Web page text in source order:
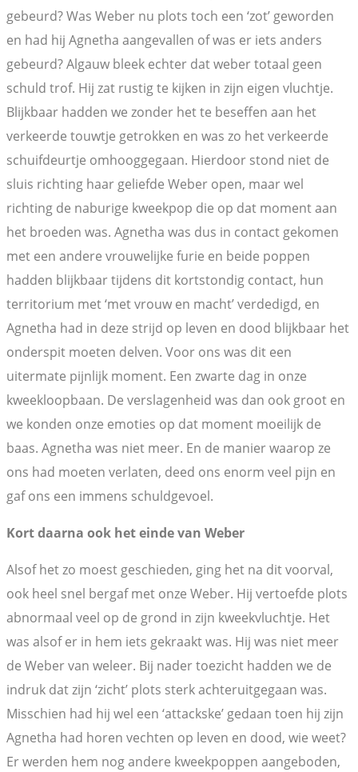
gebeurd? Was Weber nu plots toch een ‘zot’ geworden
en had hij Agnetha aangevallen of was er iets anders
gebeurd? Algauw bleek echter dat weber totaal geen
schuld trof. Hij zat rustig te kijken in zijn eigen vluchtje.
Blijkbaar hadden we zonder het te beseffen aan het
verkeerde touwtje getrokken en was zo het verkeerde
schuifdeurtje omhooggegaan. Hierdoor stond niet de
sluis richting haar geliefde Weber open, maar wel
richting de naburige kweekpop die op dat moment aan
het broeden was. Agnetha was dus in contact gekomen
met een andere vrouwelijke furie en beide poppen
hadden blijkbaar tijdens dit kortstondig contact, hun
territorium met ‘met vrouw en macht’ verdedigd, en
Agnetha had in deze strijd op leven en dood blijkbaar het
onderspit moeten delven. Voor ons was dit een
uitermate pijnlijk moment. Een zwarte dag in onze
kweekloopbaan. De verslagenheid was dan ook groot en
we konden onze emoties op dat moment moeilijk de
baas. Agnetha was niet meer. En de manier waarop ze
ons had moeten verlaten, deed ons enorm veel pijn en
gaf ons een immens schuldgevoel.
Kort daarna ook het einde van Weber
Alsof het zo moest geschieden, ging het na dit voorval,
ook heel snel bergaf met onze Weber. Hij vertoefde plots
abnormaal veel op de grond in zijn kweekvluchtje. Het
was alsof er in hem iets gekraakt was. Hij was niet meer
de Weber van weleer. Bij nader toezicht hadden we de
indruk dat zijn ‘zicht’ plots sterk achteruitgegaan was.
Misschien had hij wel een ‘attackske’ gedaan toen hij zijn
Agnetha had horen vechten op leven en dood, wie weet?
Er werden hem nog andere kweekpoppen aangeboden,